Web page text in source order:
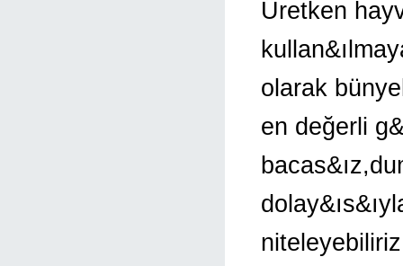
Üretken
olarak
en değerli